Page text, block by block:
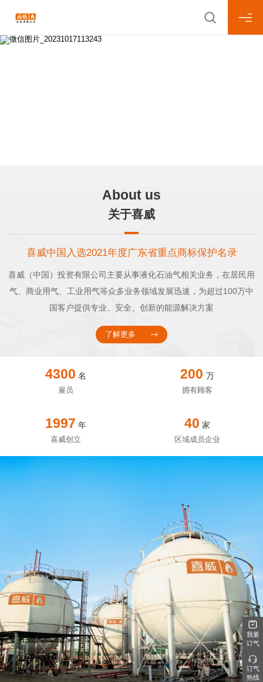
About us
关于喜威
喜威中国入选2021年度广东省重点商标保护名录
喜威（中国）投资有限公司主要从事液化石油气相关业务，在居民用
气、商业用气、工业用气等众多业务领域发展迅速，为超过100万中
国客户提供专业、安全、创新的能源解决方案
了解更多
4300 名
雇员
200 万
拥有顾客
1997 年
喜威创立
40 家
区域成员企业
我要
订气
订气
热线